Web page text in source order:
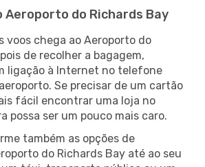
Aeroporto do Richards Bay
voos chega ao Aeroporto do
de recolher a bagagem,
ligação à Internet no telefone
Se precisar de um cartão
fácil encontrar uma loja no
possa ser um pouco mais caro.
também as opções de
do Richards Bay até ao seu